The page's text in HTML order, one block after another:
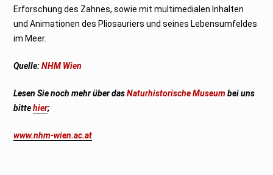
Erforschung des Zahnes, sowie mit multimedialen Inhalten
und Animationen des Pliosauriers und seines Lebensumfeldes
im Meer.
Quelle:NHM Wien
Lesen Sie noch mehr über dasNaturhistorische Museum bei uns
bittehier;
www.nhm-wien.ac.at